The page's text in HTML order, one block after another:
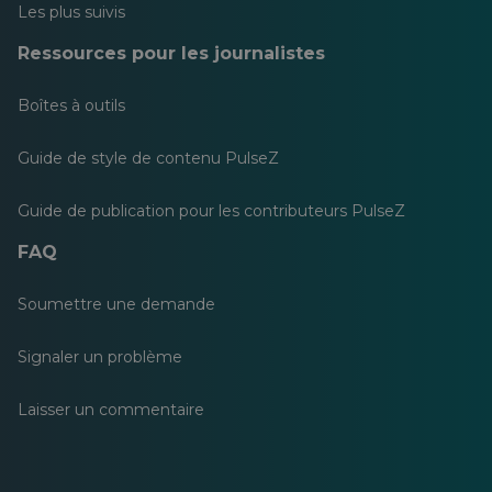
Les plus suivis
Ressources pour les journalistes
Boîtes à outils
Guide de style de contenu PulseZ
Guide de publication pour les contributeurs PulseZ
FAQ
Soumettre une demande
Signaler un problème
Laisser un commentaire